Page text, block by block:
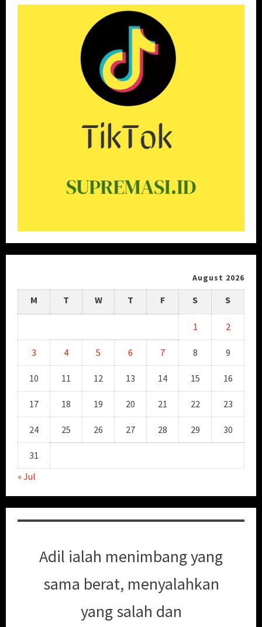
August 2026
M T W T F S S
1 2
3 4 5 6 7 8 9
10 11 12 13 14 15 16
17 18 19 20 21 22 23
24 25 26 27 28 29 30
31
« Jul
Adil ialah menimbang yang
sama berat, menyalahkan
yang salah dan